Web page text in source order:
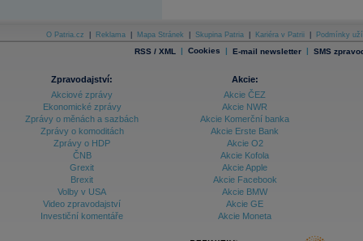
O Patria.cz Reklama Mapa Stránek Skupina Patria Kariéra v Patrii Podmínky
RSS / XML | Cookies | E-mail newsletter | SMS
Zpravodajství:
Akciové zprávy
Ekonomické zprávy
Zprávy o měnách a sazbách
Zprávy o komoditách
Zprávy o HDP
ČNB
Grexit
Brexit
Volby v USA
Video zpravodajství
Investiční komentáře
Akcie:
Akcie ČEZ
Akcie NWR
Akcie Komerční banka
Akcie Erste Bank
Akcie O2
Akcie Kofola
Akcie Apple
Akcie Facebook
Akcie BMW
Akcie GE
Akcie Moneta